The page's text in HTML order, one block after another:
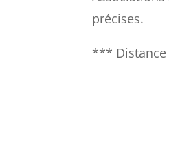
précises.
*** Distance